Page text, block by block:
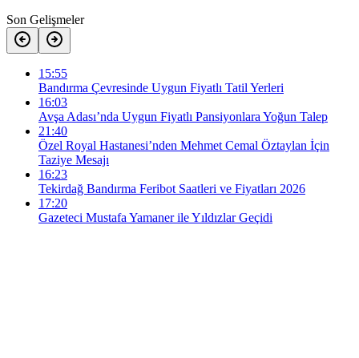
Son Gelişmeler
15:55
Bandırma Çevresinde Uygun Fiyatlı Tatil Yerleri
16:03
Avşa Adası’nda Uygun Fiyatlı Pansiyonlara Yoğun Talep
21:40
Özel Royal Hastanesi’nden Mehmet Cemal Öztaylan İçin
Taziye Mesajı
16:23
Tekirdağ Bandırma Feribot Saatleri ve Fiyatları 2026
17:20
Gazeteci Mustafa Yamaner ile Yıldızlar Geçidi